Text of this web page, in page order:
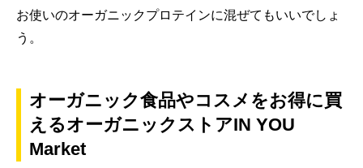
お使いのオーガニックプロテインに混ぜてもいいでしょ
う。
オーガニック食品やコスメをお得に買
えるオーガニックストアIN YOU
Market